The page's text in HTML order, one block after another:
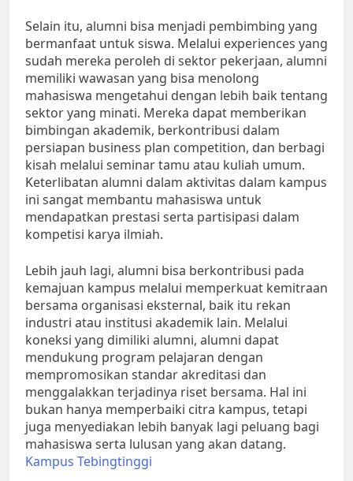
Selain itu, alumni bisa menjadi pembimbing yang
bermanfaat untuk siswa. Melalui experiences yang
sudah mereka peroleh di sektor pekerjaan, alumni
memiliki wawasan yang bisa menolong
mahasiswa mengetahui dengan lebih baik tentang
sektor yang minati. Mereka dapat memberikan
bimbingan akademik, berkontribusi dalam
persiapan business plan competition, dan berbagi
kisah melalui seminar tamu atau kuliah umum.
Keterlibatan alumni dalam aktivitas dalam kampus
ini sangat membantu mahasiswa untuk
mendapatkan prestasi serta partisipasi dalam
kompetisi karya ilmiah.
Lebih jauh lagi, alumni bisa berkontribusi pada
kemajuan kampus melalui memperkuat kemitraan
bersama organisasi eksternal, baik itu rekan
industri atau institusi akademik lain. Melalui
koneksi yang dimiliki alumni, alumni dapat
mendukung program pelajaran dengan
mempromosikan standar akreditasi dan
menggalakkan terjadinya riset bersama. Hal ini
bukan hanya memperbaiki citra kampus, tetapi
juga menyediakan lebih banyak lagi peluang bagi
mahasiswa serta lulusan yang akan datang.
Kampus Tebingtinggi